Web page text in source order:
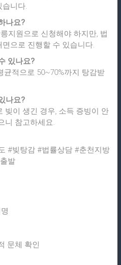
니다.
나요?
지원으로 신청해야 하지만, 법
으로 진행할 수 있습니다.
있나요?
균적으로 50~70%까지 탕감받
나요?
빚이 생긴 경우, 소득 증빙이 안
니 참고하세요.
#빚탕감 #법률상담 #춘천지방
발
문체 확인